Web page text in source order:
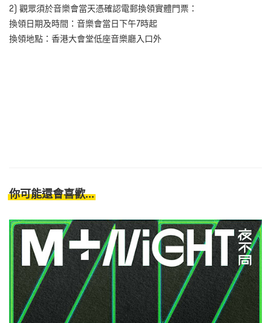
2) 觀眾須於音樂會當天憑確認電郵換領實體門票：
換領日期及時間：音樂會當日下午7時起
換領地點：香港大會堂低座音樂廳入口外
你可能還會喜歡...